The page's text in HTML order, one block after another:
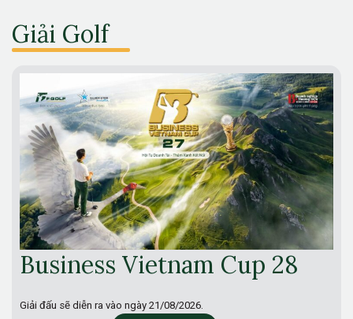
Giải Golf
Business Vietnam Cup 28
Giải đấu sẽ diễn ra vào ngày 21/08/2026.